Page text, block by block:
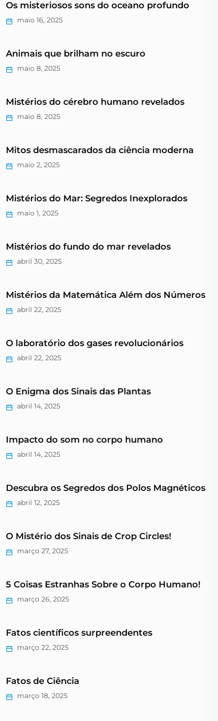
Os misteriosos sons do oceano profundo
maio 16, 2025
Animais que brilham no escuro
maio 8, 2025
Mistérios do cérebro humano revelados
maio 8, 2025
Mitos desmascarados da ciência moderna
maio 2, 2025
Mistérios do Mar: Segredos Inexplorados
maio 1, 2025
Mistérios do fundo do mar revelados
abril 30, 2025
Mistérios da Matemática Além dos Números
abril 22, 2025
O laboratório dos gases revolucionários
abril 22, 2025
O Enigma dos Sinais das Plantas
abril 14, 2025
Impacto do som no corpo humano
abril 14, 2025
Descubra os Segredos dos Polos Magnéticos
abril 12, 2025
O Mistério dos Sinais de Crop Circles!
março 27, 2025
5 Coisas Estranhas Sobre o Corpo Humano!
março 26, 2025
Fatos científicos surpreendentes
março 22, 2025
Fatos de Ciência
março 18, 2025